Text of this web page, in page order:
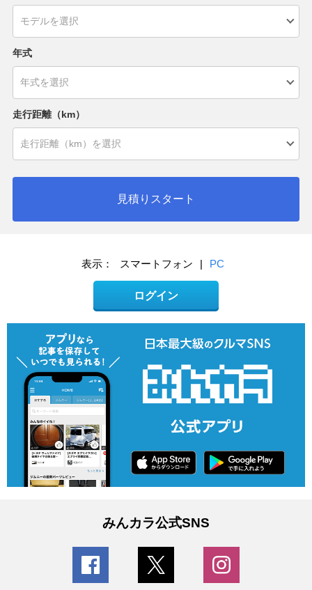
年式
走行距離（km）
見積りスタート
表示： スマートフォン | PC
ログイン
みんカラ公式SNS